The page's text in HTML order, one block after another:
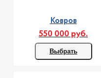
Ковров
550 000 руб.
Выбрать